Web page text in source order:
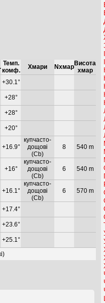
Темп.
комф.
Хмари NхмарВисота
хмар
+30.1°
+28°
+28°
+20°
+16.9°
купчасто-
дощові
(Cb)
8 540 m
+16°
купчасто-
дощові
(Cb)
6 540 m
+16.1°
купчасто-
дощові
(Cb)
6 570 m
+17.4°
+23.6°
+25.1°